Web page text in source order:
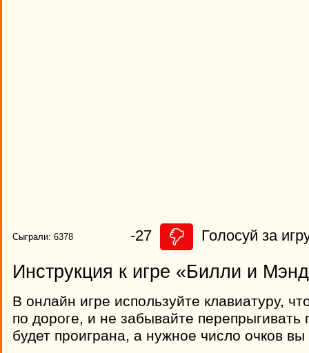
Сыграли: 6378 -27 Голосуй за
Инструкция к игре «Билли и
В онлайн игре используйте клавиатуру,
по дороге, и не забывайте
будет проиграна, а нужное число очков